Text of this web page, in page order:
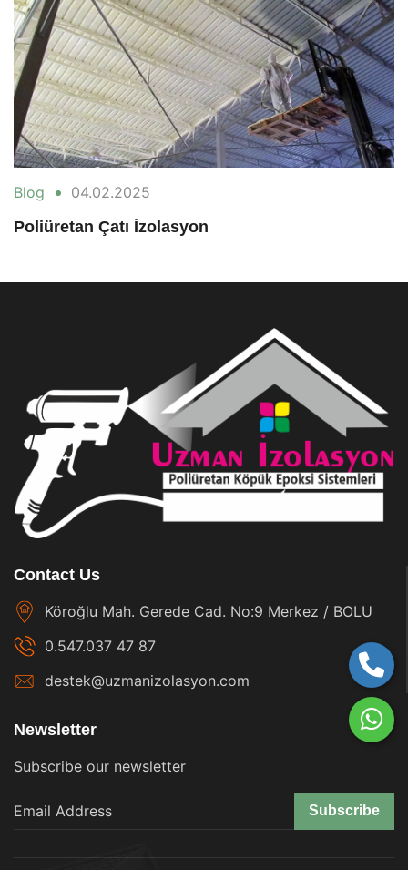
Blog
04.02.2025
Poliüretan Çatı İzolasyon
Contact Us
Köroğlu Mah. Gerede Cad. No:9 Merkez / BOLU
0.547.037 47 87
destek@uzmanizolasyon.com
Newsletter
Subscribe our newsletter
Subscribe